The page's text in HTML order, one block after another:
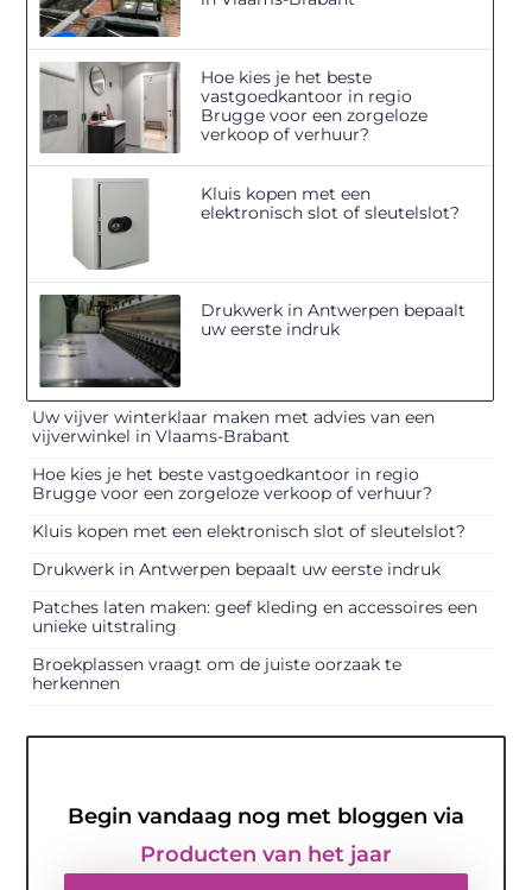
Hoe kies je het beste
vastgoedkantoor in regio
Brugge voor een zorgeloze
verkoop of verhuur?
Kluis kopen met een
elektronisch slot of sleutelslot?
Drukwerk in Antwerpen bepaalt
uw eerste indruk
Uw vijver winterklaar maken met advies van een
vijverwinkel in Vlaams-Brabant
Hoe kies je het beste vastgoedkantoor in regio
Brugge voor een zorgeloze verkoop of verhuur?
Kluis kopen met een elektronisch slot of sleutelslot?
Drukwerk in Antwerpen bepaalt uw eerste indruk
Patches laten maken: geef kleding en accessoires een
unieke uitstraling
Broekplassen vraagt om de juiste oorzaak te
herkennen
Begin vandaag nog met bloggen via
Producten van het jaar